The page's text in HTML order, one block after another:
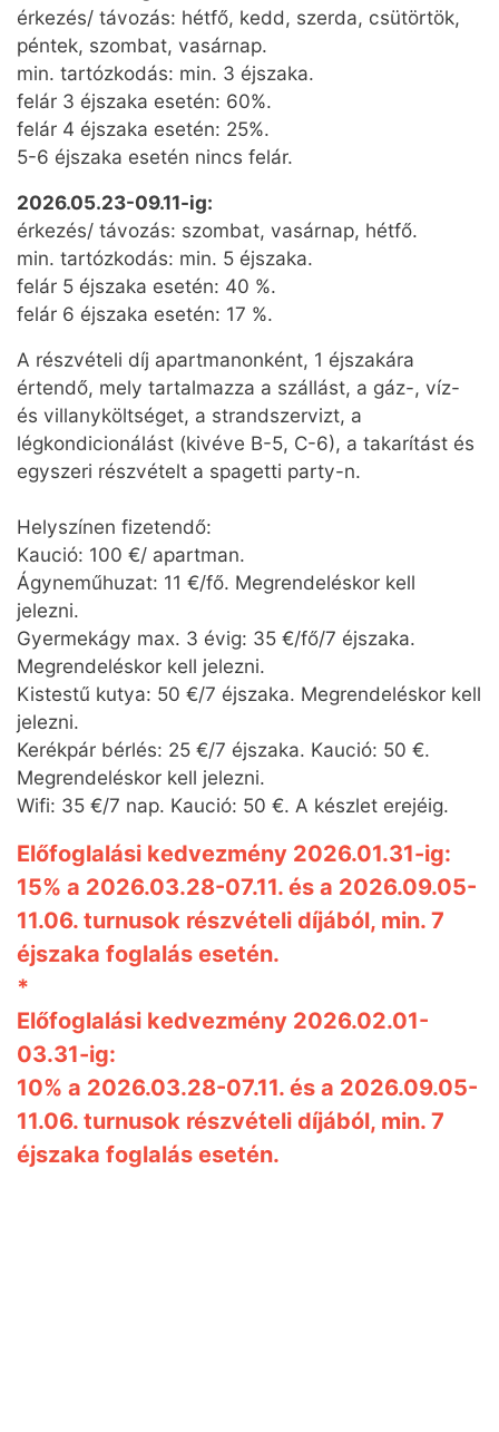
érkezés/ távozás: hétfő, kedd, szerda, csütörtök,
péntek, szombat, vasárnap.
min. tartózkodás: min. 3 éjszaka.
felár 3 éjszaka esetén: 60%.
felár 4 éjszaka esetén: 25%.
5-6 éjszaka esetén nincs felár.
2026.05.23-09.11-ig:
érkezés/ távozás: szombat, vasárnap, hétfő.
min. tartózkodás: min. 5 éjszaka.
felár 5 éjszaka esetén: 40 %.
felár 6 éjszaka esetén: 17 %.
A részvételi díj apartmanonként, 1 éjszakára
értendő, mely tartalmazza a szállást, a gáz-, víz-
és villanyköltséget, a strandszervizt, a
légkondicionálást (kivéve B-5, C-6), a takarítást és
egyszeri részvételt a spagetti party-n.
Helyszínen fizetendő:
Kaució: 100 €/ apartman.
Ágyneműhuzat: 11 €/fő. Megrendeléskor kell
jelezni.
Gyermekágy max. 3 évig: 35 €/fő/7 éjszaka.
Megrendeléskor kell jelezni.
Kistestű kutya: 50 €/7 éjszaka. Megrendeléskor kell
jelezni.
Kerékpár bérlés: 25 €/7 éjszaka. Kaució: 50 €.
Megrendeléskor kell jelezni.
Wifi: 35 €/7 nap. Kaució: 50 €. A készlet erejéig.
Előfoglalási kedvezmény 2026.01.31-ig:
15% a 2026.03.28-07.11. és a 2026.09.05-
11.06. turnusok részvételi díjából, min. 7
éjszaka foglalás esetén.
*
Előfoglalási kedvezmény 2026.02.01-
03.31-ig:
10% a 2026.03.28-07.11. és a 2026.09.05-
11.06. turnusok részvételi díjából, min. 7
éjszaka foglalás esetén.